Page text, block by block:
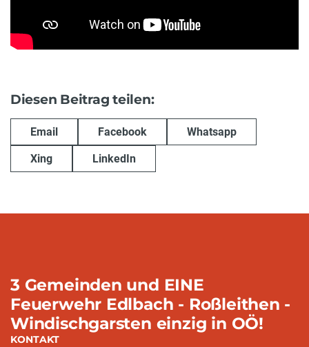
Diesen Beitrag teilen:
Email Facebook Whatsapp
Xing LinkedIn
3 Gemeinden und EINE
Feuerwehr Edlbach - Roßleithen -
Windischgarsten einzig in OÖ!
KONTAKT